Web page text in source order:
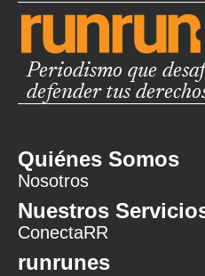
Periodismo que
defender tus
Quiénes Somos
Nosotros
Nuestros
ConectaRR
runrunes